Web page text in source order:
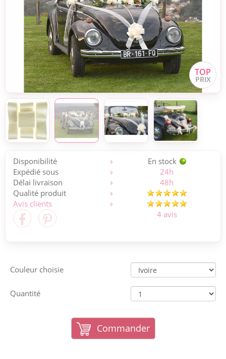
Disponibilité
En stock
Expédié sous
24h
Délai livraison
48h
Qualité produit
Avis clients
4 avis
Couleur choisie
Quantité
Commander